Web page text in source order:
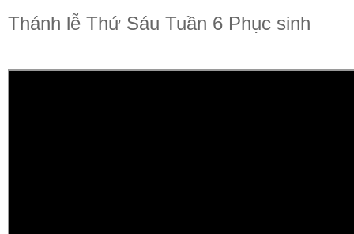
Thánh lễ Thứ Sáu Tuần 6 Phục sinh